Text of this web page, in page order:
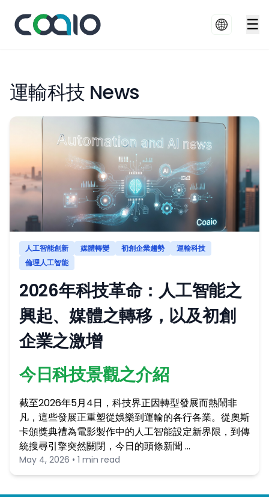
☰
運輸科技 News
人工智能創新 媒體轉變 初創企業趨勢
運輸科技
倫理人工智能
2026年科技革命：人工智能之
興起、媒體之轉移，以及初創
企業之激增
今日科技景觀之介紹
截至2026年5月4日，科技界正因轉型發展而熱鬧非
凡，這些發展正重塑從娛樂到運輸的各行各業。從奧斯
卡頒獎典禮為電影製作中的人工智能設定新界限，到傳
統搜尋引擎突然關閉，今日的頭條新聞 …
May 4, 2026 • 1 min read